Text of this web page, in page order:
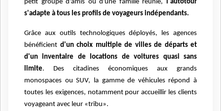
petit groupe d'amis ou d'une famille réunie,
l'autotour
s'adapte à tous les profils de voyageurs indépendants.
Grâce aux outils technologiques déployés, les agences
bénéficient d'un choix multiple de villes de départs et
d'un inventaire de locations de voitures quasi sans
limite. Des citadines économiques aux grands
monospaces ou SUV, la gamme de véhicules répond à
toutes les exigences, notamment pour accueillir les clients
voyageant avec leur «tribu».